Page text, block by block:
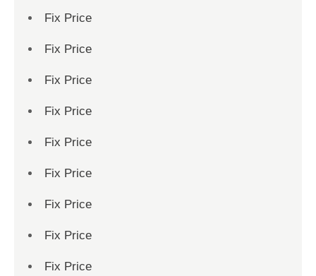
Fix Price
Fix Price
Fix Price
Fix Price
Fix Price
Fix Price
Fix Price
Fix Price
Fix Price